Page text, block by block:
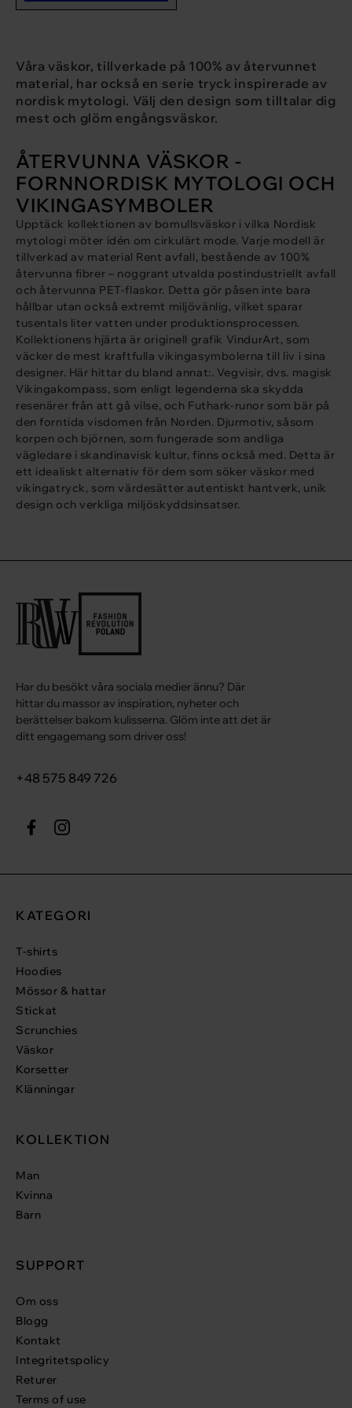
var:
är:
Våra väskor, tillverkade på 100% av återvunnet
material, har också en serie tryck inspirerade av
nordisk mytologi. Välj den design som tilltalar dig
mest och glöm engångsväskor.
ÅTERVUNNA VÄSKOR -
FORNNORDISK MYTOLOGI OCH
VIKINGASYMBOLER
Upptäck kollektionen av bomullsväskor i vilka Nordisk
mytologi möter idén om cirkulärt mode. Varje modell är
tillverkad av material Rent avfall, bestående av 100%
återvunna fibrer – noggrant utvalda postindustriellt avfall
och återvunna PET-flaskor. Detta gör påsen inte bara
hållbar utan också extremt miljövänlig, vilket sparar
tusentals liter vatten under produktionsprocessen.
Kollektionens hjärta är originell grafik VindurArt, som
väcker de mest kraftfulla vikingasymbolerna till liv i sina
designer. Här hittar du bland annat:. Vegvisir, dvs. magisk
Vikingakompass, som enligt legenderna ska skydda
resenärer från att gå vilse, och Futhark-runor som bär på
den forntida visdomen från Norden. Djurmotiv, såsom
korpen och björnen, som fungerade som andliga
vägledare i skandinavisk kultur, finns också med. Detta är
ett idealiskt alternativ för dem som söker väskor med
vikingatryck, som värdesätter autentiskt hantverk, unik
design och verkliga miljöskyddsinsatser.
Har du besökt våra sociala medier ännu? Där
hittar du massor av inspiration, nyheter och
berättelser bakom kulisserna. Glöm inte att det är
ditt engagemang som driver oss!
+48 575 849 726
KATEGORI
T-shirts
Hoodies
Mössor & hattar
Stickat
Scrunchies
Väskor
Korsetter
Klänningar
KOLLEKTION
Man
Kvinna
Barn
SUPPORT
Om oss
Blogg
Kontakt
Integritetspolicy
Returer
Terms of use